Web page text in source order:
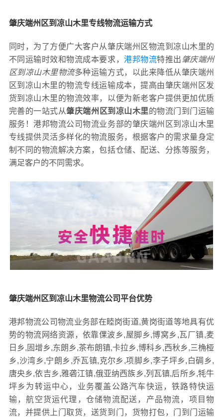
肇庆端州区到凉山木里专线物流运输方式
同时，为了方便广大客户从肇庆端州区物流到凉山木里的
不同运输时效和物流成本要求，港邦物流特推出 肇庆端州
区到凉山木里物流多种运输方式，以此来降低从肇庆端州
区到凉山木里的物流专线运输成本，提高由肇庆端州区发
货到凉山木里的物流效率，以便为新老客户提供更加优质
完善的一站式从肇庆端州区到凉山木里的物流门到门运输
服务！港邦物流公司物流业务部的肇庆端州区到凉山木里
专线提供灵活多样化的物流服务，根据客户的需求量身定
制不同的物流解决方案，包括仓储、配送、分拣等服务，
满足客户的不同需求。
肇庆端州区到凉山木里物流公司平台优势
港邦物流公司物流业务部在睦岗街道,黄岗街道等地具有优
势的物流网络资源，依靠倮波乡,屋脚乡,博窝乡,瓦厂镇,麦
日乡,固增乡,东朗乡,茶布朗镇,卡拉乡,博科乡,西秋乡,三桷桠
乡,沙湾乡,宁朗乡,乔瓦镇,克尔乡,项脚乡,李子坪乡,白碉乡,
唐央乡,依吉乡,雅砻江镇,俄亚纳西族乡,列瓦镇,后所乡,牦牛
坪乡为转运中心，业务覆盖公路汽车快运，铁路特快运
输，航空货运代理，仓储物流配送，产品物流，项目物
流，并提供上门取货，送货到门，货物打包，门到门运输